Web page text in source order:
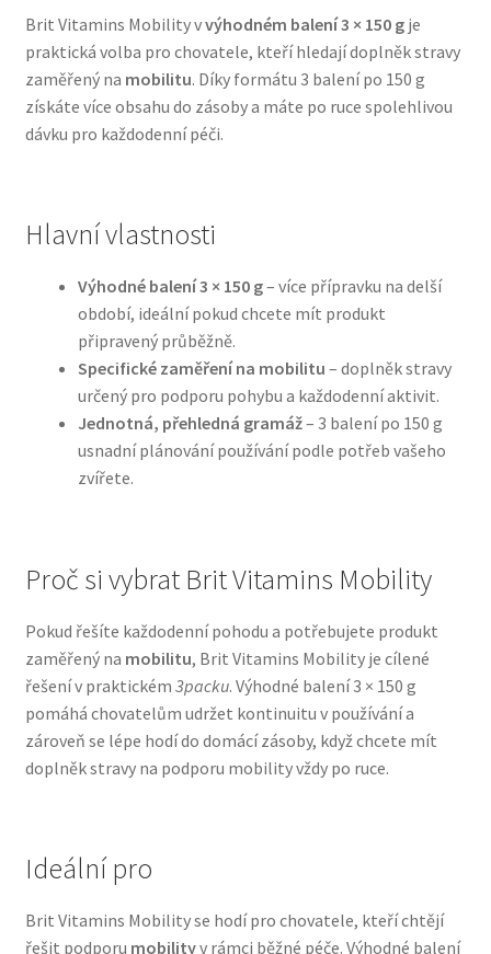
Bozita pro psy — Švédské krmivo s nordickou kvalitou
Brit pro psy
Natural Trainer pro psy — Italské krmivo s
Happy Dog — Německá kvalita a přirozené složení
Hill’s pro psy
Hračky pro psy
Konzervy a kapsičky pro psy
Oblečky pro psy
Pamlsky pro psy
Pelíšky pro psy
Ortopedické pelíšky
Brit Vitamins Mobility vvýhodném balení 3 × 150 gje
praktická volba pro chovatele, kteří hledají doplněk stravy
zaměřený na mobilitu. Díky formátu 3 balení po 150 g
získáte více obsahu do zásoby a máte po ruce spolehlivou
dávku pro každodenní péči.
Hlavní vlastnosti
Výhodné balení 3 × 150 g– více přípravku na delší
období, ideální pokud chcete mít produkt
připravený průběžně.
Specifické zaměření na mobilitu – doplněk stravy
určený pro podporu pohybu a každodenní aktivit.
Jednotná, přehledná gramáž– 3 balení po 150 g
usnadní plánování používání podle potřeb vašeho
zvířete.
Proč si vybrat Brit Vitamins Mobility
Pokud řešíte každodenní pohodu a potřebujete produkt
zaměřený na mobilitu, Brit Vitamins Mobility je cílené
řešení v praktickém 3packu. Výhodné balení 3 × 150 g
pomáhá chovatelům udržet kontinuitu v používání a
zároveň se lépe hodí do domácí zásoby, když chcete mít
doplněk stravy na podporu mobility vždy po ruce.
Ideální pro
Brit Vitamins Mobility se hodí pro chovatele, kteří chtějí
řešit podporu mobilityv rámci běžné péče. Výhodné balení